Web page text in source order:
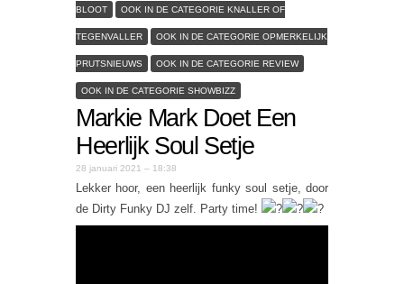
BLOOT OOK IN DE CATEGORIE KNALLER OF
TEGENVALLER OOK IN DE CATEGORIE OPMERKELIJK
PRUTSNIEUWS OOK IN DE CATEGORIE REVIEW
OOK IN DE CATEGORIE SHOWBIZZ
Markie Mark Doet Een
Heerlijk Soul Setje
28 januari 2021 – 18:38
Lekker hoor, een heerlijk funky soul setje, door
de Dirty Funky DJ zelf. Party time!